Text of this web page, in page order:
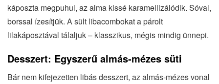
káposzta megpuhul, az alma kissé karamellizálódik. Sóval,
borssal ízesítjük. A sült libacombokat a párolt
lilakáposztával tálaljuk – klasszikus, mégis mindig ünnepi.
Desszert: Egyszerű almás‐mézes süti
Bár nem kifejezetten libás desszert, az almás‐mézes vonal